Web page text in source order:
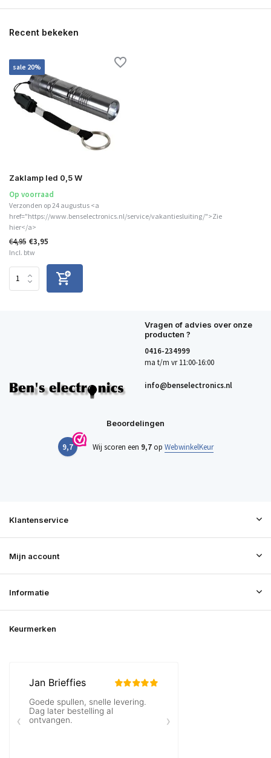
Recent bekeken
sale 20%
Zaklamp led 0,5 W
Op voorraad
Verzonden op 24 augustus <a
href="https://www.benselectronics.nl/service/vakantiesluiting/">Zie
hier</a>
€4,95 €3,95
Incl. btw
Vragen of advies over onze
producten ?
0416-234999
ma t/m vr 11:00-16:00
info@benselectronics.nl
Beoordelingen
9,7 Wij scoren een 9,7op WebwinkelKeur
Klantenservice
Mijn account
Informatie
Keurmerken